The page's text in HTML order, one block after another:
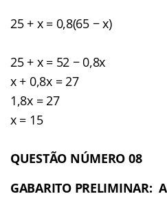
25 + x = 0,8(65 − x)
25 + x = 52 − 0,8x
x + 0,8x = 27
1,8x = 27
x = 15
QUESTÃO NÚMERO 08
GABARITO PRELIMINAR: